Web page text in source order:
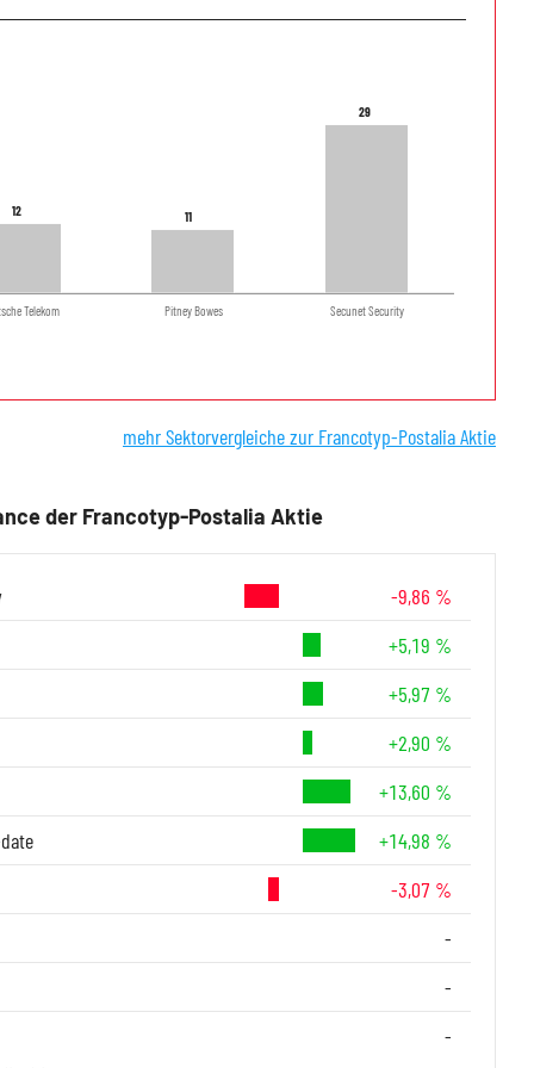
12
12 11
11
29
29
Telekom Pitney Bowes Secunet Security
mehr Sektorvergleiche zur Francotyp-Postalia Aktie
der Francotyp-Postalia Aktie
-9,86 %
+5,19 %
+5,97 %
+2,90 %
+13,60 %
+14,98 %
-3,07 %
-
-
-